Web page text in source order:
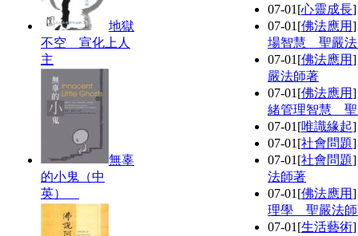
地獄
不空 宣化上人
主
無辜
的小鬼（中
英）
07-01 [心靈成長
07-01 [佛法應用
場智慧 聖嚴
07-01 [佛法應用
嚴法師著
07-01 [佛法應用
緒管理智慧
07-01 [唯識緣起
07-01 [社會問題
07-01 [社會問題
法師著
07-01 [佛法應用
理學 聖嚴法
07-01 [生活藝術